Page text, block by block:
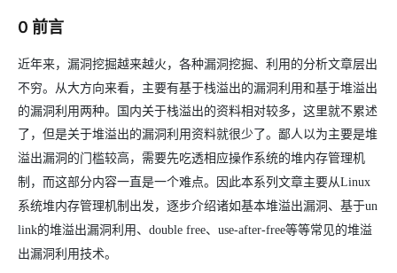
0 前言
近年来，漏洞挖掘越来越火，各种漏洞挖掘、利用的分析文章层出
不穷。从大方向来看，主要有基于栈溢出的漏洞利用和基于堆溢出
的漏洞利用两种。国内关于栈溢出的资料相对较多，这里就不累述
了，但是关于堆溢出的漏洞利用资料就很少了。鄙人以为主要是堆
溢出漏洞的门槛较高，需要先吃透相应操作系统的堆内存管理机
制，而这部分内容一直是一个难点。因此本系列文章主要从Linux
系统堆内存管理机制出发，逐步介绍诸如基本堆溢出漏洞、基于un
link的堆溢出漏洞利用、double free、use-after-free等等常见的堆溢
出漏洞利用技术。